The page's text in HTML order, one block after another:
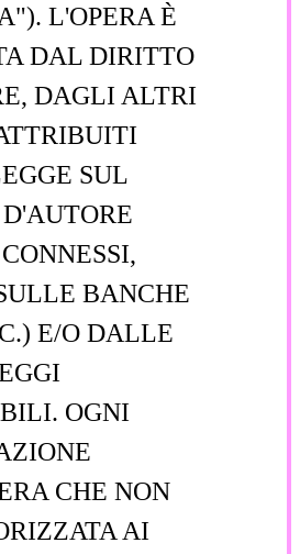
L'OPERA È
DAL DIRITTO
DAGLI ALTRI
SUL
BANCHE
E/O DALLE
OGNI
CHE NON
AI